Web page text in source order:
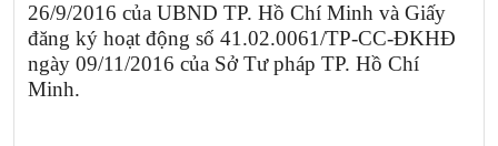
26/9/2016 của UBND TP. Hồ Chí Minh và Giấy
đăng ký hoạt động số 41.02.0061/TP-CC-ĐKHĐ
ngày 09/11/2016 của Sở Tư pháp TP. Hồ Chí
Minh.